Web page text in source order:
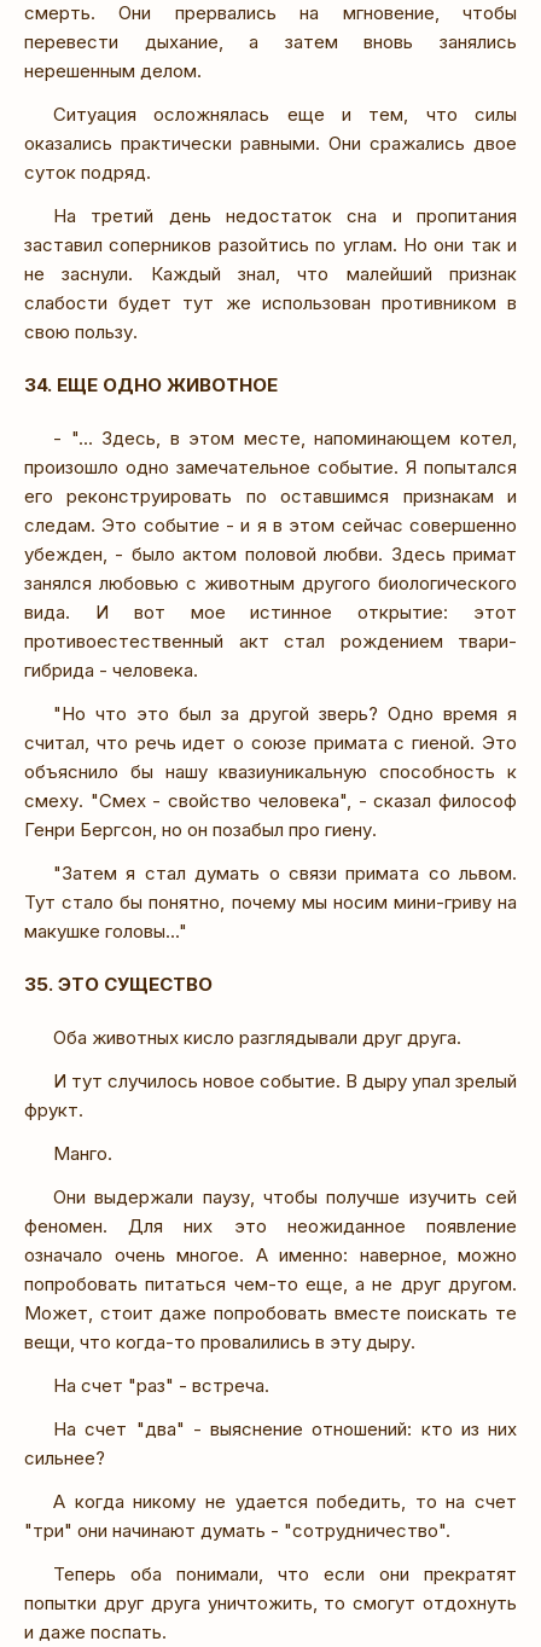
смерть. Они прервались на мгновение, чтобы
перевести дыхание, а затем вновь занялись
нерешенным делом.
Ситуация осложнялась еще и тем, что силы
оказались практически равными. Они сражались двое
суток подряд.
На третий день недостаток сна и пропитания
заставил соперников разойтись по углам. Но они так и
не заснули. Каждый знал, что малейший признак
слабости будет тут же использован противником в
свою пользу.
34. ЕЩЕ ОДНО ЖИВОТНОЕ
- "... Здесь, в этом месте, напоминающем котел,
произошло одно замечательное событие. Я попытался
его реконструировать по оставшимся признакам и
следам. Это событие - и я в этом сейчас совершенно
убежден, - было актом половой любви. Здесь примат
занялся любовью с животным другого биологического
вида. И вот мое истинное открытие: этот
противоестественный акт стал рождением твари-
гибрида - человека.
"Но что это был за другой зверь? Одно время я
считал, что речь идет о союзе примата с гиеной. Это
объяснило бы нашу квазиуникальную способность к
смеху. "Смех - свойство человека", - сказал философ
Генри Бергсон, но он позабыл про гиену.
"Затем я стал думать о связи примата со львом.
Тут стало бы понятно, почему мы носим мини-гриву на
макушке головы..."
35. ЭТО СУЩЕСТВО
Оба животных кисло разглядывали друг друга.
И тут случилось новое событие. В дыру упал зрелый
фрукт.
Манго.
Они выдержали паузу, чтобы получше изучить сей
феномен. Для них это неожиданное появление
означало очень многое. А именно: наверное, можно
попробовать питаться чем-то еще, а не друг другом.
Может, стоит даже попробовать вместе поискать те
вещи, что когда-то провалились в эту дыру.
На счет "раз" - встреча.
На счет "два" - выяснение отношений: кто из них
сильнее?
А когда никому не удается победить, то на счет
"три" они начинают думать - "сотрудничество".
Теперь оба понимали, что если они прекратят
попытки друг друга уничтожить, то смогут отдохнуть
и даже поспать.